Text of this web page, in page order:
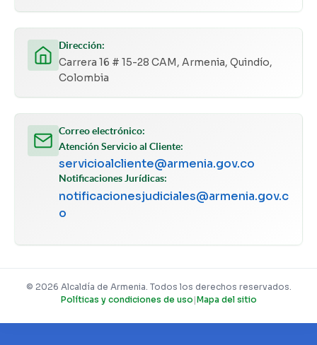
Dirección:
Carrera 16 # 15-28 CAM, Armenia, Quindío,
Colombia
Correo electrónico:
Atención Servicio al Cliente:
servicioalcliente@armenia.gov.co
Notificaciones Jurídicas:
notificacionesjudiciales@armenia.gov.c
o
© 2026 Alcaldía de Armenia. Todos los derechos reservados.
Políticas y condiciones de uso |Mapa del sitio